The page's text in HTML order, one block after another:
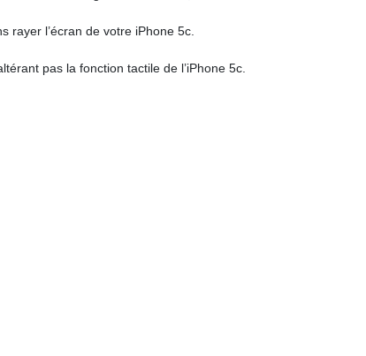
l’écran de votre iPhone 5c.
pas la fonction tactile de l’iPhone 5c.